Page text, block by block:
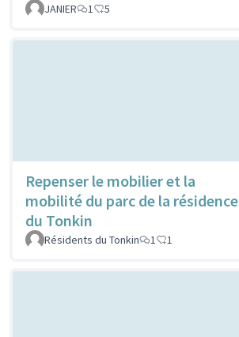
JANIER 1 5
Repenser le mobilier et la
mobilité du parc de la résidence
du Tonkin
Résidents du Tonkin 1 1